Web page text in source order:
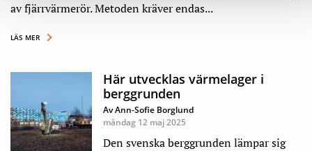
av fjärrvärmerör. Metoden kräver endas...
LÄS MER
Här utvecklas värmelager i
berggrunden
Av Ann-Sofie Borglund
måndag 12 maj 2025
Den svenska berggrunden lämpar sig